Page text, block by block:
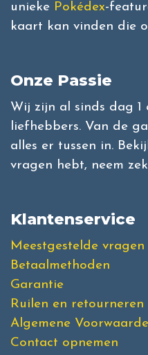
unieke Pokédex-
kaart kan vinden die
Onze Passie
Wij zijn al sinds dag 1
liefhebbers. Van de
alles er tussen in.
vragen hebt, neem
Klantenservice
Meestgestelde vragen
Betaalmethoden
Garantie
Ruilen en retourneren
Algemene
Contact opnemen